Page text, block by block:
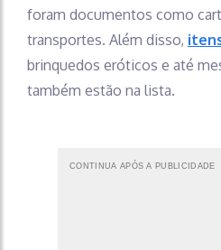
foram documentos como
transportes. Além disso,
brinquedos eróticos e até
também estão na lista.
CONTINUA APÓS A PUBLICIDADE